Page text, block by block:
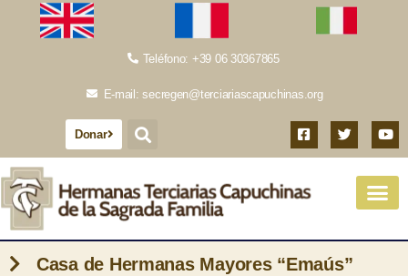
Teléfono: +39 06 30367865
E-mail: secregen@terciariascapuchinas.org
Donar
Casa de Hermanas Mayores “Emaús”